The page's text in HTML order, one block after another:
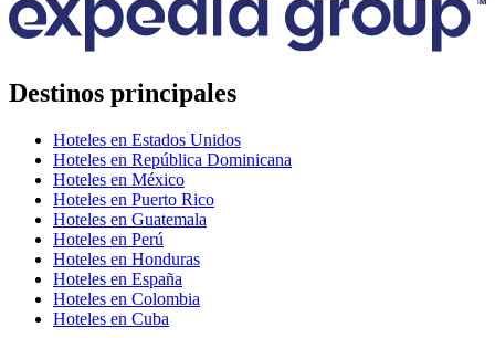
Destinos principales
Hoteles en Estados Unidos
Hoteles en República Dominicana
Hoteles en México
Hoteles en Puerto Rico
Hoteles en Guatemala
Hoteles en Perú
Hoteles en Honduras
Hoteles en España
Hoteles en Colombia
Hoteles en Cuba